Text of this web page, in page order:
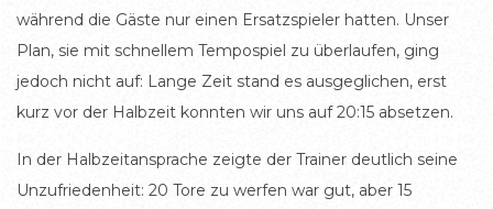
während die Gäste nur einen Ersatzspieler hatten. Unser
Plan, sie mit schnellem Tempospiel zu überlaufen, ging
jedoch nicht auf: Lange Zeit stand es ausgeglichen, erst
kurz vor der Halbzeit konnten wir uns auf 20:15 absetzen.
In der Halbzeitansprache zeigte der Trainer deutlich seine
Unzufriedenheit: 20 Tore zu werfen war gut, aber 15